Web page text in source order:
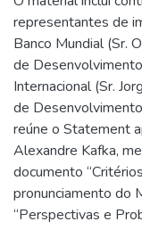
representantes de
Banco Mundial (Sr.
de
Internacional (Sr.
de
reúne o Statement
Alexandre Kafka,
documento
pronunciamento do
“Perspectivas e